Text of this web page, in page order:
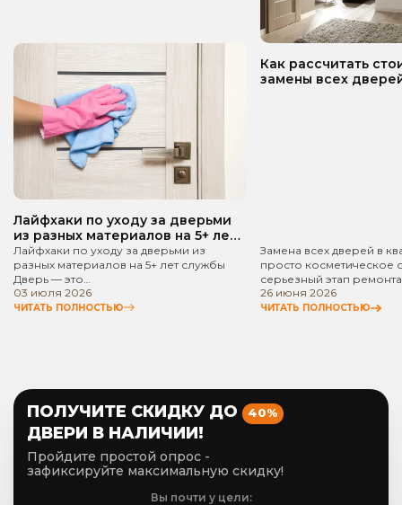
Лайфхаки по уходу за дверьми
из разных материалов на 5+ лет
службы
Лайфхаки по уходу за дверьми из
разных материалов на 5+ лет службы
Дверь — это…
03 июля 2026
ЧИТАТЬ ПОЛНОСТЬЮ
Как рассчитать
замены всех
Замена всех дверей в
просто косметическое
серьезный этап
26 июня 2026
ЧИТАТЬ ПОЛНОСТЬЮ
ПОЛУЧИТЕ СКИДКУ ДО 40%
ДВЕРИ В НАЛИЧИИ!
Пройдите простой опрос -
зафиксируйте максимальную скидку!
Вы почти у цели: